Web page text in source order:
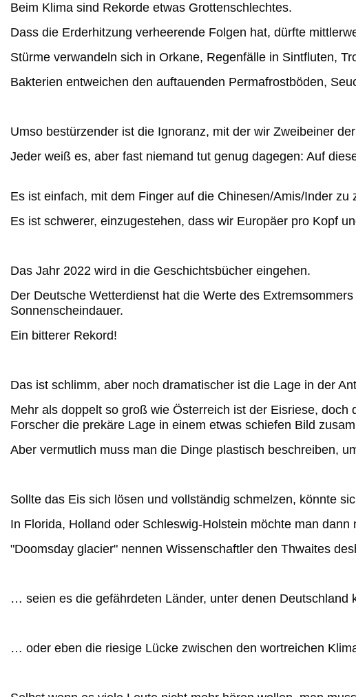
Beim Klima sind Rekorde etwas Grottenschlechtes.
Dass die Erderhitzung verheerende Folgen hat, dürfte
Stürme verwandeln sich in Orkane, Regenfälle in Sintfluten,
Bakterien entweichen den auftauenden Permafrostböden,
Umso bestürzender ist die Ignoranz, mit der wir Zweibeiner
Jeder weiß es, aber fast niemand tut genug dagegen: Auf
Es ist einfach, mit dem Finger auf die Chinesen/Amis/Inder zu
Es ist schwerer, einzugestehen, dass wir Europäer pro Kopf
Das Jahr 2022 wird in die Geschichtsbücher eingehen.
Der Deutsche Wetterdienst hat die Werte des
Sonnenscheindauer.
Ein bitterer Rekord!
Das ist schlimm, aber noch dramatischer ist die Lage in der
Mehr als doppelt so groß wie Österreich ist der Eisriese,
Forscher die prekäre Lage in einem etwas schiefen Bild
Aber vermutlich muss man die Dinge plastisch beschreiben,
Sollte das Eis sich lösen und vollständig schmelzen, könnte
In Florida, Holland oder Schleswig-Holstein möchte man dann
"Doomsday glacier" nennen Wissenschaftler den Thwaites
… seien es die gefährdeten Länder, unter denen
… oder eben die riesige Lücke zwischen den wortreichen